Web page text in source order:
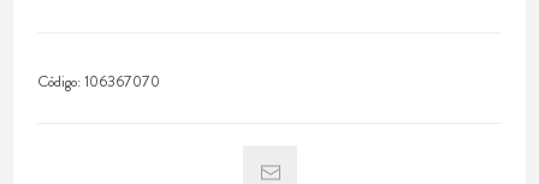
Código:106367070